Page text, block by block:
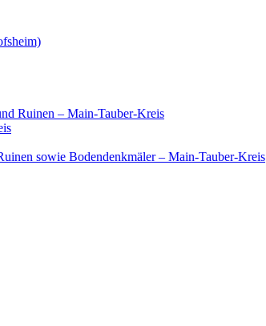
Ruinen – Main-Tauber-Kreis
sowie Bodendenkmäler – Main-Tauber-Kreis